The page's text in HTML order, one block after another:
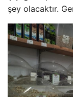
şey olacaktır.